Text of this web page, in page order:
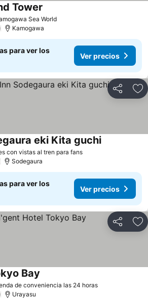
Sea World
Tower
Kamogawa
para ver los
Ver precios
Compartir
con vistas al tren para fans
eki Kita guchi
Sodegaura
para ver los
Ver precios
Compartir
de conveniencia las 24 horas
Bay
Urayasu